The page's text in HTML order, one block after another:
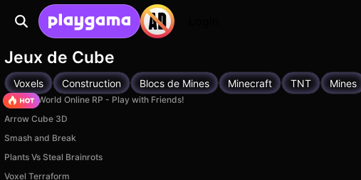
Jeux de Cube
Voxels Construction Blocs de Mines Minecraft TNT Mines
Sprunki World Online RP - Play with Friends!
Arrow Cube 3D
Smash and Break
Plants Vs Steal Brainrots
Voxel Terraform